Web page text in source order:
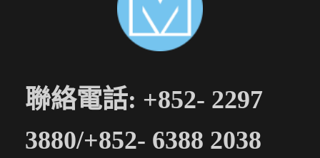
聯絡電話: +852- 2297
3880/+852- 6388 2038